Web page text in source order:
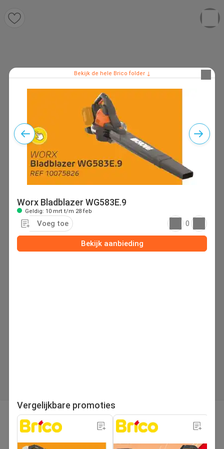
pagina
1/280
Bekijk de hele Brico folder ↓
Worx Bladblazer WG583E.9
Geldig: 10 mrt t/m 28 feb
Voeg toe 0
Bekijk aanbieding
Vergelijkbare promoties